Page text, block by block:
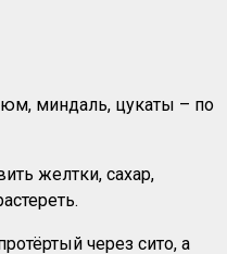
миндаль, цукаты – по
желтки, сахар,
через сито, а